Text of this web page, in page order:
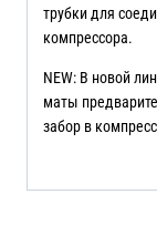
трубки для
компрессора.
NEW: В новой
маты
забор в